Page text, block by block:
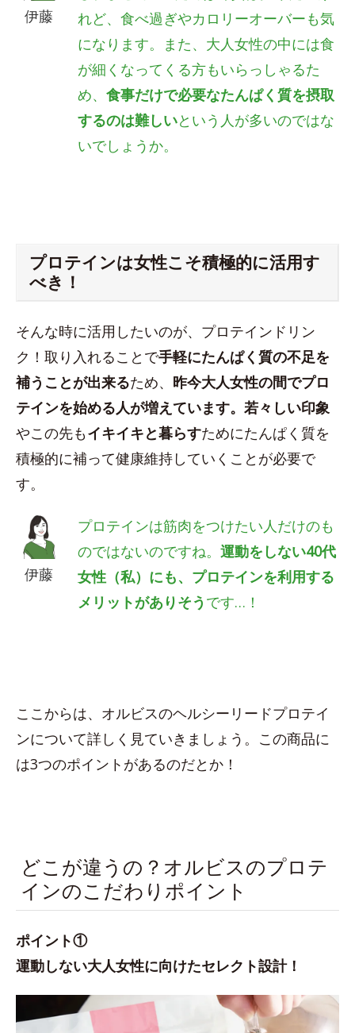
伊藤
れど、食べ過ぎやカロリーオーバーも気
になります。また、 大人女性の中には食
が細くなってくる方もいらっしゃるた
め、食事だけで必要なたんぱく質を摂取
するのは難しいという人が多いのではな
いでしょうか。
プロテインは女性こそ積極的に活用す
べき！
そんな時に活用したいのが、プロテインドリン
ク！取り入れることで手軽にたんぱく質の不足を
補うことが出来るため、 昨今大人女性の間でプロ
テインを始める人が増えています。若々しい印象
やこの先もイキイキと暮らすためにたんぱく質を
積極的に補って健康維持していくことが必要で
す。
伊藤
プロテインは筋肉をつけたい人だけのも
のではないのですね。運動をしない40代
女性（私）にも、プロテインを利用する
メリットがありそう です…！
ここからは、オルビスのヘルシーリードプロテイ
ンについて詳しく見ていきましょう。この商品に
は3つのポイントがあるのだとか！
どこが違うの？オルビスのプロテ
インのこだわりポイント
ポイント①
運動しない大人女性に向けたセレクト設計！